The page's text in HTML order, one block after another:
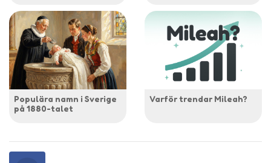
Populära namn i Sverige
på 1880-talet
Varför trendar Mileah?